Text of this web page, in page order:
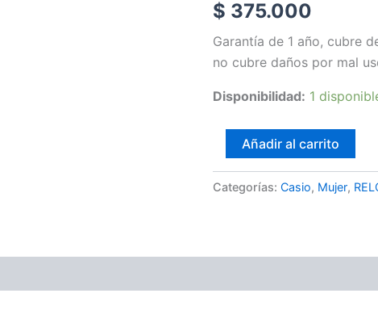
$ 375.000
Garantía de 1 año, cubre
no cubre daños por mal
Disponibilidad: 1
cantidad
Añadir al carrito
Categorías: Casio, Mujer,